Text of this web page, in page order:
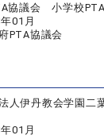
協議会 小学校
01月
PTA協議会
人伊丹教会学園二
01月